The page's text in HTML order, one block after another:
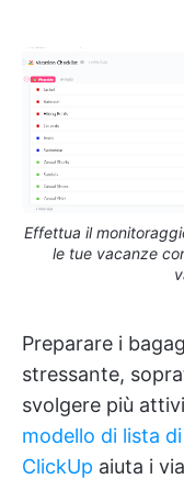
Effettua il
le tue vacanze
Preparare i
stressante,
svolgere più
modello di lista
ClickUp aiuta i